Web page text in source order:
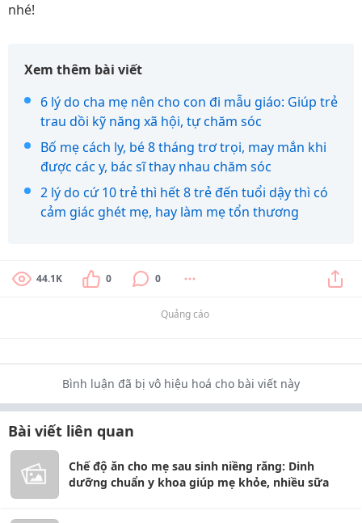
nhé!
Xem thêm bài viết
6 lý do cha mẹ nên cho con đi mẫu giáo: Giúp trẻ
trau dồi kỹ năng xã hội, tự chăm sóc
Bố mẹ cách ly, bé 8 tháng trơ trọi, may mắn khi
được các y, bác sĩ thay nhau chăm sóc
2 lý do cứ 10 trẻ thì hết 8 trẻ đến tuổi dậy thì có
cảm giác ghét mẹ, hay làm mẹ tổn thương
44.1K 0 0
Quảng cáo
Bình luận đã bị vô hiệu hoá cho bài viết này
Bài viết liên quan
Chế độ ăn cho mẹ sau sinh niềng răng: Dinh
dưỡng chuẩn y khoa giúp mẹ khỏe, nhiều sữa